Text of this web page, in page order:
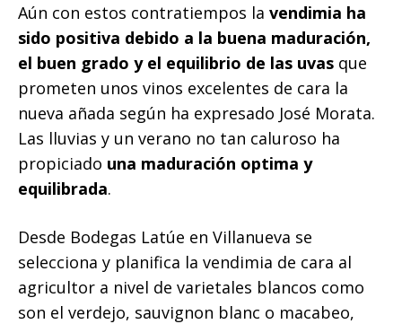
Aún con estos contratiempos la vendimia ha
sido positiva debido a la buena maduración,
el buen grado y el equilibrio de las uvas que
prometen unos vinos excelentes de cara la
nueva añada según ha expresado José Morata.
Las lluvias y un verano no tan caluroso ha
propiciado una maduración optima y
equilibrada.
Desde Bodegas Latúe en Villanueva se
selecciona y planifica la vendimia de cara al
agricultor a nivel de varietales blancos como
son el verdejo, sauvignon blanc o macabeo,